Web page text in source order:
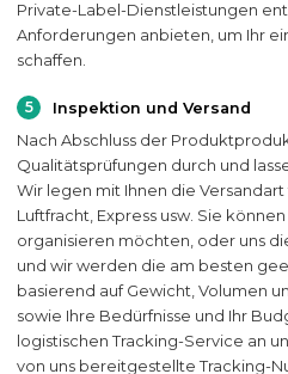
Private-Label-Dienstleistungen
Anforderungen anbieten, um Ihr
schaffen.
5
Inspektion und Versand
Nach Abschluss der
Qualitätsprüfungen durch und
Wir legen mit Ihnen die
Luftfracht, Express usw. Sie
organisieren möchten, oder uns
und wir werden die am besten
basierend auf Gewicht, Volumen
sowie Ihre Bedürfnisse und Ihr
logistischen Tracking-Service an
von uns bereitgestellte Tracking-